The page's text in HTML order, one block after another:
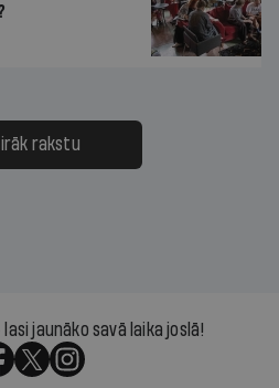
rakstu
jaunāko savā laika joslā!